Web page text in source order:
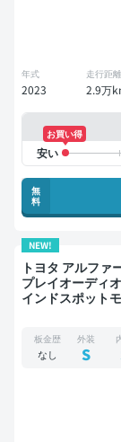
年式
2023
走行距離
2.9万
お買い得
無
料
NEW!
トヨタ アルファード Z 美品 禁煙車 整備記
プレイオーディ
インドスポット
モニター 全方位
電動スライドド
板金歴
なし
外装
S